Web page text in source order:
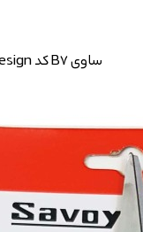
قیچی اصلاح آرایشگری مدل Modern Design کد B7 ساوی